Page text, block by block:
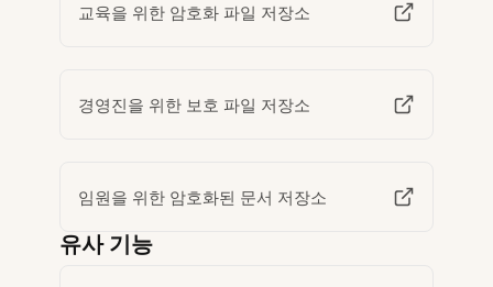
교육을 위한 암호화 파일 저장소
경영진을 위한 보호 파일 저장소
임원을 위한 암호화된 문서 저장소
유사 기능